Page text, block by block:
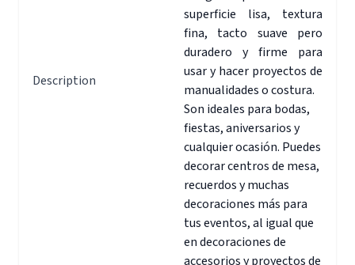
Description
superficie lisa, textura
fina, tacto suave pero
duradero y firme para
usar y hacer proyectos de
manualidades o costura.
Son ideales para bodas,
fiestas, aniversarios y
cualquier ocasión. Puedes
decorar centros de mesa,
recuerdos y muchas
decoraciones más para
tus eventos, al igual que
en decoraciones de
accesorios y proyectos de